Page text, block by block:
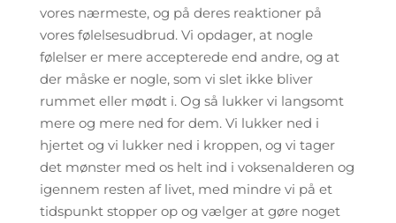
vores nærmeste, og på deres reaktioner på
vores følelsesudbrud. Vi opdager, at nogle
følelser er mere accepterede end andre, og at
der måske er nogle, som vi slet ikke bliver
rummet eller mødt i. Og så lukker vi langsomt
mere og mere ned for dem. Vi lukker ned i
hjertet og vi lukker ned i kroppen, og vi tager
det mønster med os helt ind i voksenalderen og
igennem resten af livet, med mindre vi på et
tidspunkt stopper op og vælger at gøre noget